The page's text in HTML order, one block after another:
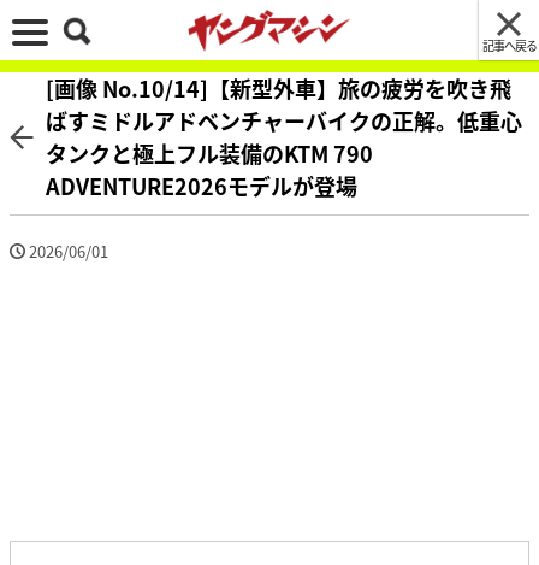
記事へ戻る
[画像 No.10/14]【新型外車】旅の疲労を吹き飛
ばすミドルアドベンチャーバイクの正解。低重心
タンクと極上フル装備のKTM 790
ADVENTURE2026モデルが登場
2026/06/01